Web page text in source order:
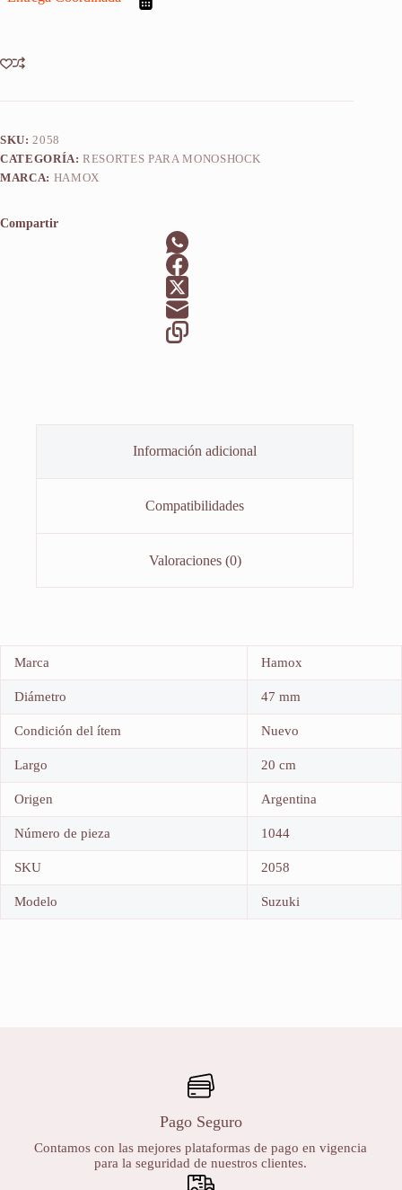
cantidad
SKU: 2058
CATEGORÍA:RESORTES PARA MONOSHOCK
MARCA: HAMOX
Compartir
Información adicional
Compatibilidades
Valoraciones (0)
Marca Hamox
Diámetro 47 mm
Condición del ítem Nuevo
Largo 20 cm
Origen Argentina
Número de pieza 1044
SKU 2058
Modelo Suzuki
Pago Seguro
Contamos con las mejores plataformas de pago en vigencia
para la seguridad de nuestros clientes.